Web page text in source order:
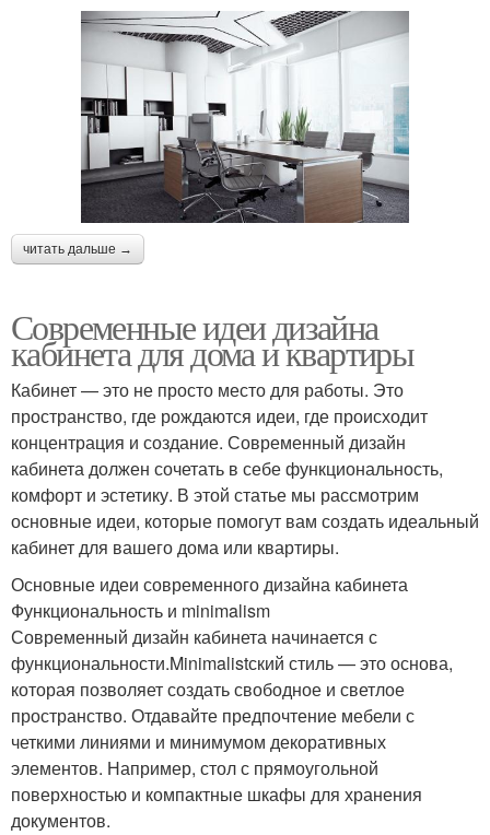
читать дальше →
Современные идеи дизайна
кабинета для дома и квартиры
Кабинет — это не просто место для работы. Это
пространство, где рождаются идеи, где происходит
концентрация и создание. Современный дизайн
кабинета должен сочетать в себе функциональность,
комфорт и эстетику. В этой статье мы рассмотрим
основные идеи, которые помогут вам создать идеальный
кабинет для вашего дома или квартиры.
Основные идеи современного дизайна кабинета
Функциональность и minimalism
Современный дизайн кабинета начинается с
функциональности.Minimalistский стиль — это основа,
которая позволяет создать свободное и светлое
пространство. Отдавайте предпочтение мебели с
четкими линиями и минимумом декоративных
элементов. Например, стол с прямоугольной
поверхностью и компактные шкафы для хранения
документов.